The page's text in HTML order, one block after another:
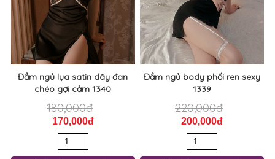
Đầm ngủ lụa satin dây đan
chéo gợi cảm 1340
180,000đ
170,000đ
Đầm ngủ body phối ren sexy
1339
220,000đ
200,000đ